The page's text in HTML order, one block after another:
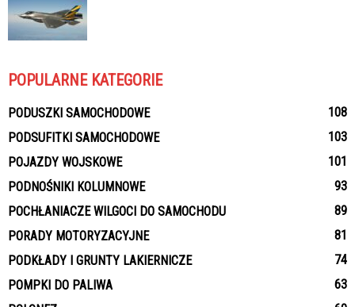
POPULARNE KATEGORIE
PODUSZKI SAMOCHODOWE
108
PODSUFITKI SAMOCHODOWE
103
POJAZDY WOJSKOWE
101
PODNOŚNIKI KOLUMNOWE
93
POCHŁANIACZE WILGOCI DO SAMOCHODU
89
PORADY MOTORYZACYJNE
81
PODKŁADY I GRUNTY LAKIERNICZE
74
POMPKI DO PALIWA
63